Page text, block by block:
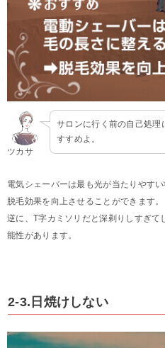
ツカサ
サロンに行く前の自己処理
すすめよ。
電気シェーバーは最も光が当たりやす
脱毛効果を向上させることができます。
逆に、T字カミソリだと深剃りしすぎ
能性があります。
2-3.日焼けしない